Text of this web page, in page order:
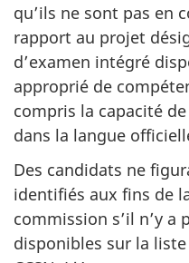
qu’ils ne sont pas en
rapport au projet
d’examen intégré
approprié de
compris la capacité
dans la langue
Des candidats ne
identifiés aux fins de
commission s’il n’y a
disponibles sur la liste